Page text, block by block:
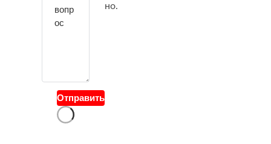
Отправить
но.